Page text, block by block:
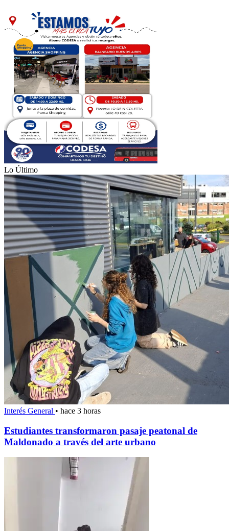
Lo Último
Interés General • hace 3 horas
Estudiantes transformaron pasaje peatonal de
Maldonado a través del arte urbano